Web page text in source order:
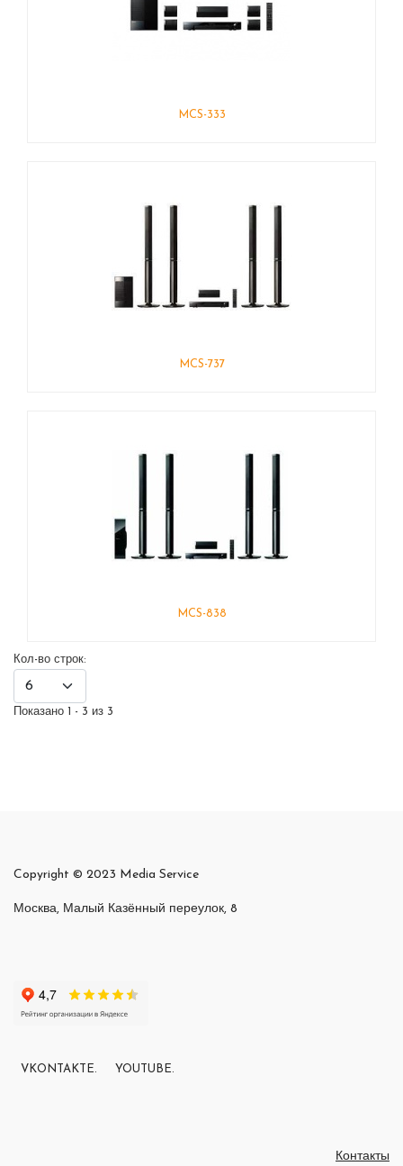
MCS-333
MCS-737
MCS-838
Кол-во строк:
Показано 1 - 3 из 3
Copyright © 2023 Media Service
Москва, Малый Казённый переулок, 8
VKONTAKTE. YOUTUBE.
Контакты